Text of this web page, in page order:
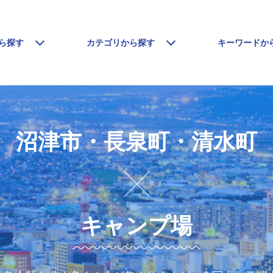
探す カテゴリから探す キーワードか
沼津市・長泉町・清水町
キャンプ場